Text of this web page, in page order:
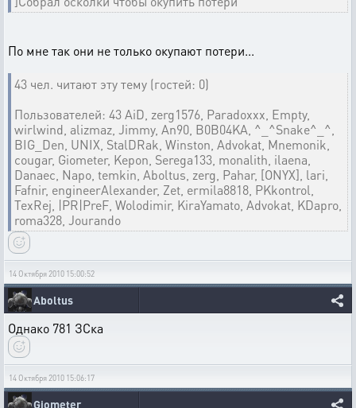
По мне так они не только окупают потери...
43 чел. читают эту тему (гостей: 0)
Пользователей: 43 AiD, zerg1576, Paradoxxx, Empty,
wirlwind, alizmaz, Jimmy, An90, B0B04KA, ^_^Snake^_^,
BIG_Den, UNIX, StalDRak, Winston, Advokat, Mnemonik,
cougar, Giometer, Kepon, Serega133, monalith, ilaena,
Danaec, Napo, temkin, Aboltus, zerg, Pahar, [ONYX], lari,
Fafnir, engineerAlexander, Zet, ermila8818, PKkontrol,
TexRej, |PR|PreF, Wolodimir, KiraYamato, Advokat, KDapro,
roma328, Jourando
14 Октября 2010 15:00:52
Aboltus
Однако 781 ЗСка
14 Октября 2010 15:06:17
Giometer